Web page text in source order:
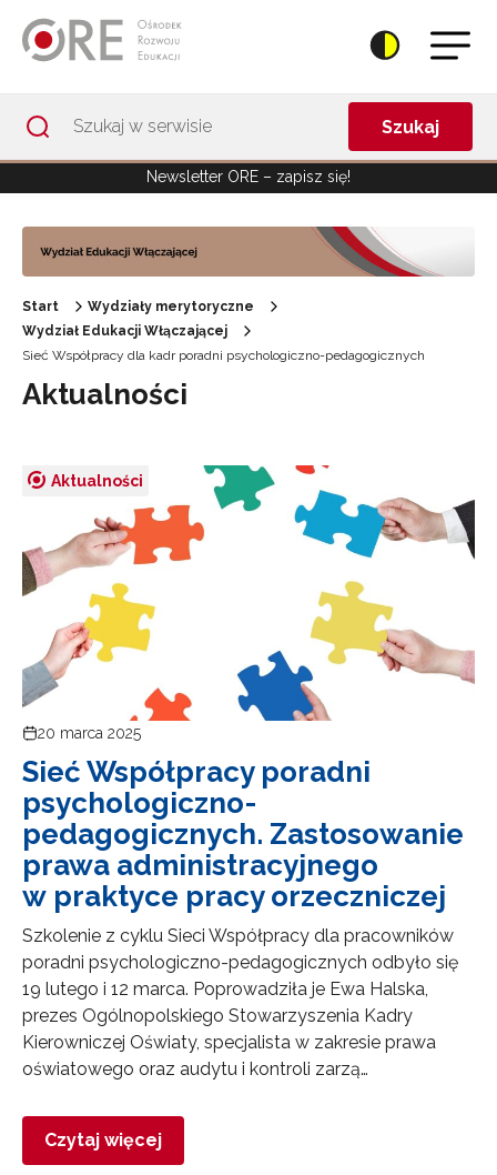
Szukaj
Newsletter ORE – zapisz się!
Start
Wydziały merytoryczne
Wydział Edukacji Włączającej
Sieć Współpracy dla kadr poradni psychologiczno-pedagogicznych
Aktualności
Aktualności
20 marca 2025
Sieć Współpracy poradni
psychologiczno-
pedagogicznych. Zastosowanie
prawa administracyjnego
w praktyce pracy orzeczniczej
Szkolenie z cyklu Sieci Współpracy dla pracowników
poradni psychologiczno-pedagogicznych odbyło się
19 lutego i 12 marca. Poprowadziła je Ewa Halska,
prezes Ogólnopolskiego Stowarzyszenia Kadry
Kierowniczej Oświaty, specjalista w zakresie prawa
oświatowego oraz audytu i kontroli zarzą…
Czytaj więcej